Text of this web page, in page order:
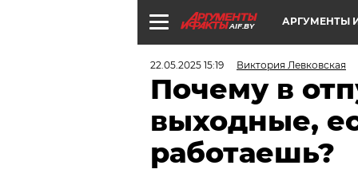
AIF.BY АРГУМЕНТЫ
22.05.2025 15:19 Виктория Левковская
Почему в
выходные,
работаешь?